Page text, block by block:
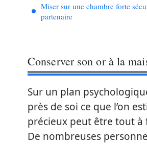
Miser sur une chambre forte
partenaire
Conserver son or à la
Sur un plan
près de soi ce que l’on
précieux peut être tout à
De nombreuses